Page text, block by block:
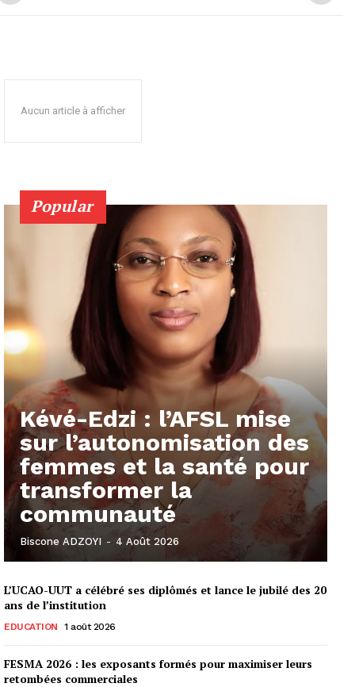
Aucun article à afficher
Popular
Kévé-Edzi : l’AFSL mise
sur l’autonomisation des
femmes et la santé pour
transformer la
communauté
Biscone ADZOYI - 4 Août 2026
L’UCAO-UUT a célébré ses diplômés et lance le jubilé des 20
ans de l’institution
EDUCATION 1 août 2026
FESMA 2026 : les exposants formés pour maximiser leurs
retombées commerciales